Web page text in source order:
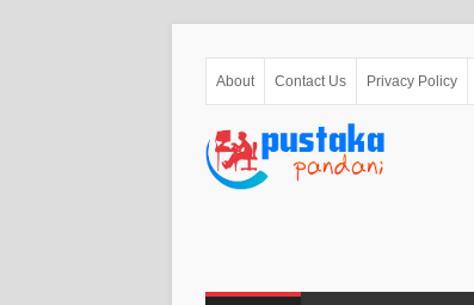
About Contact Us Privacy Policy